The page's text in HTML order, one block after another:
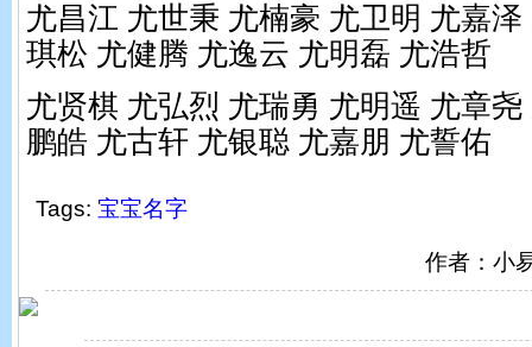
尤昌江 尤世秉 尤楠豪 尤卫明 尤嘉
琪松 尤健腾 尤逸云 尤明磊 尤浩哲
尤贤棋 尤弘烈 尤瑞勇 尤明遥 尤章
鹏皓 尤古轩 尤银聪 尤嘉朋 尤誓佑
Tags: 宝宝名字
作者：小